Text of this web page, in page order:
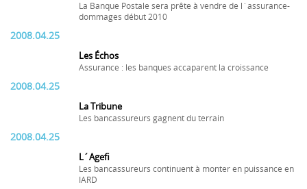
La Banque Postale sera prête à vendre de l´assurance-
dommages début 2010
2008.04.25
Les Échos
Assurance : les banques accaparent la croissance
2008.04.25
La Tribune
Les bancassureurs gagnent du terrain
2008.04.25
L´Agefi
Les bancassureurs continuent à monter en puissance en
IARD